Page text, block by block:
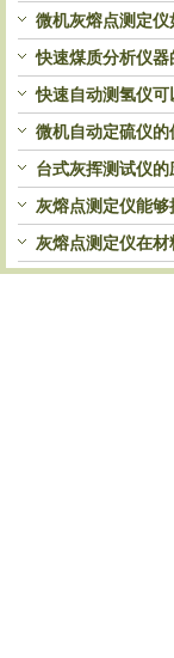
哪些？
微机灰熔点测定仪
快速煤质分析仪器
快速自动测氢仪
自动处理和检测
微机自动定硫仪的
台式灰挥测试仪
灰熔点测定仪能
熔融性参数
灰熔点测定仪在
域中发挥重要作用